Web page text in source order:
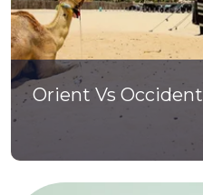
Orient Vs Occident